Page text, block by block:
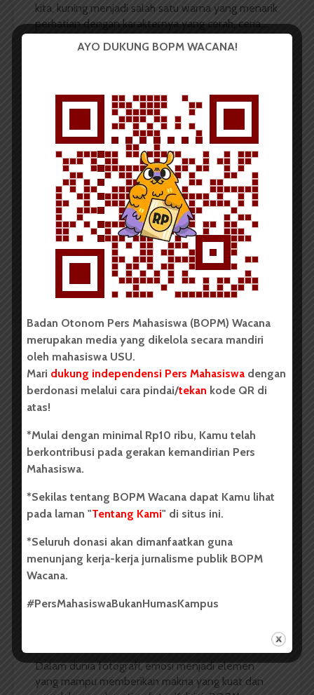
kita, kuning menjadi salah satu warna yang menarik
perhatian dengan karakternya yang cerah, ceria,...
LENSA
Suasana Berburu Takjil Menjelang
Buka Puasa
Dark Mode | Moda Gelap
18 Februari lalu menjadi pembukaan bulan
Ramadan di tahun 2026. Menjelang berbuka,...
Redaksi 2 menit waktu baca
LENSA
Membidik Lebih Dekat
Di sekeliling kita, terdapat objek yang
menampilkan keelokannya jika dilihat dalam jarak
yang lebih dekat. Hal tersebut dapat dilihat...
Redaksi 2 menit waktu baca
Rupa, Raut, dan Rona
Dalam dunia fotografi, emosi menjadi elemen
yang mampu memberikan makna yang kuat dan
AYO DUKUNG BOPM WACANA!
Badan Otonom Pers Mahasiswa (BOPM) Wacana
merupakan media yang dikelola secara mandiri
oleh mahasiswa USU.
Mari dukung independensi Pers Mahasiswa dengan
berdonasi melalui cara pindai/tekan kode QR di
atas!
*Mulai dengan minimal Rp10 ribu, Kamu telah
berkontribusi pada gerakan kemandirian Pers
Mahasiswa.
*Sekilas tentang BOPM Wacana dapat Kamu lihat
pada laman "Tentang Kami" di situs ini.
*Seluruh donasi akan dimanfaatkan guna
menunjang kerja-kerja jurnalisme publik BOPM
Wacana.
#PersMahasiswaBukanHumasKampus